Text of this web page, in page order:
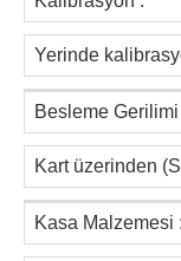
Yerinde
Besleme Gerilimi
Kart üzerinden
Kasa Malzemesi :